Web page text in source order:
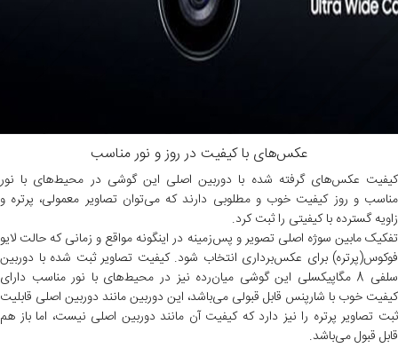
عکس‌های با کیفیت در روز و نور مناسب
کیفیت عکس‌های گرفته شده با دوربین اصلی این گوشی در محیط‌های با نور
مناسب و روز کیفیت خوب و مطلوبی دارند که می‌توان تصاویر معمولی، پرتره و
زاویه گسترده با کیفیتی را ثبت کرد.
تفکیک مابین سوژه اصلی تصویر و پس‌زمینه در اینگونه مواقع و زمانی که حالت لایو
فوکوس(پرتره) برای عکس‌برداری انتخاب شود. کیفیت تصاویر ثبت شده با دوربین
سلفی 8 مگاپیکسلی این گوشی میان‌رده نیز در محیط‌های با نور مناسب دارای
کیفیت خوب با شارپنس قابل قبولی می‌باشد، این دوربین مانند دوربین اصلی قابلیت
ثبت تصاویر پرتره را نیز دارد که کیفیت آن مانند دوربین اصلی نیست، اما باز هم
قابل قبول می‌باشد.